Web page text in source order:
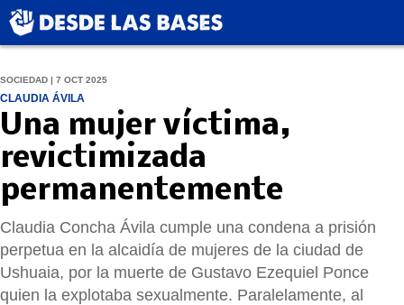
SOCIEDAD | 7 OCT 2025
CLAUDIA ÁVILA
Una mujer víctima,
revictimizada
permanentemente
Claudia Concha Ávila cumple una condena a prisión
perpetua en la alcaidía de mujeres de la ciudad de
Ushuaia, por la muerte de Gustavo Ezequiel Ponce
quien la explotaba sexualmente. Paralelamente, al